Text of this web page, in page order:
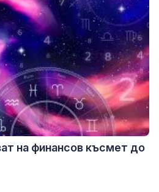
на финансов късмет до